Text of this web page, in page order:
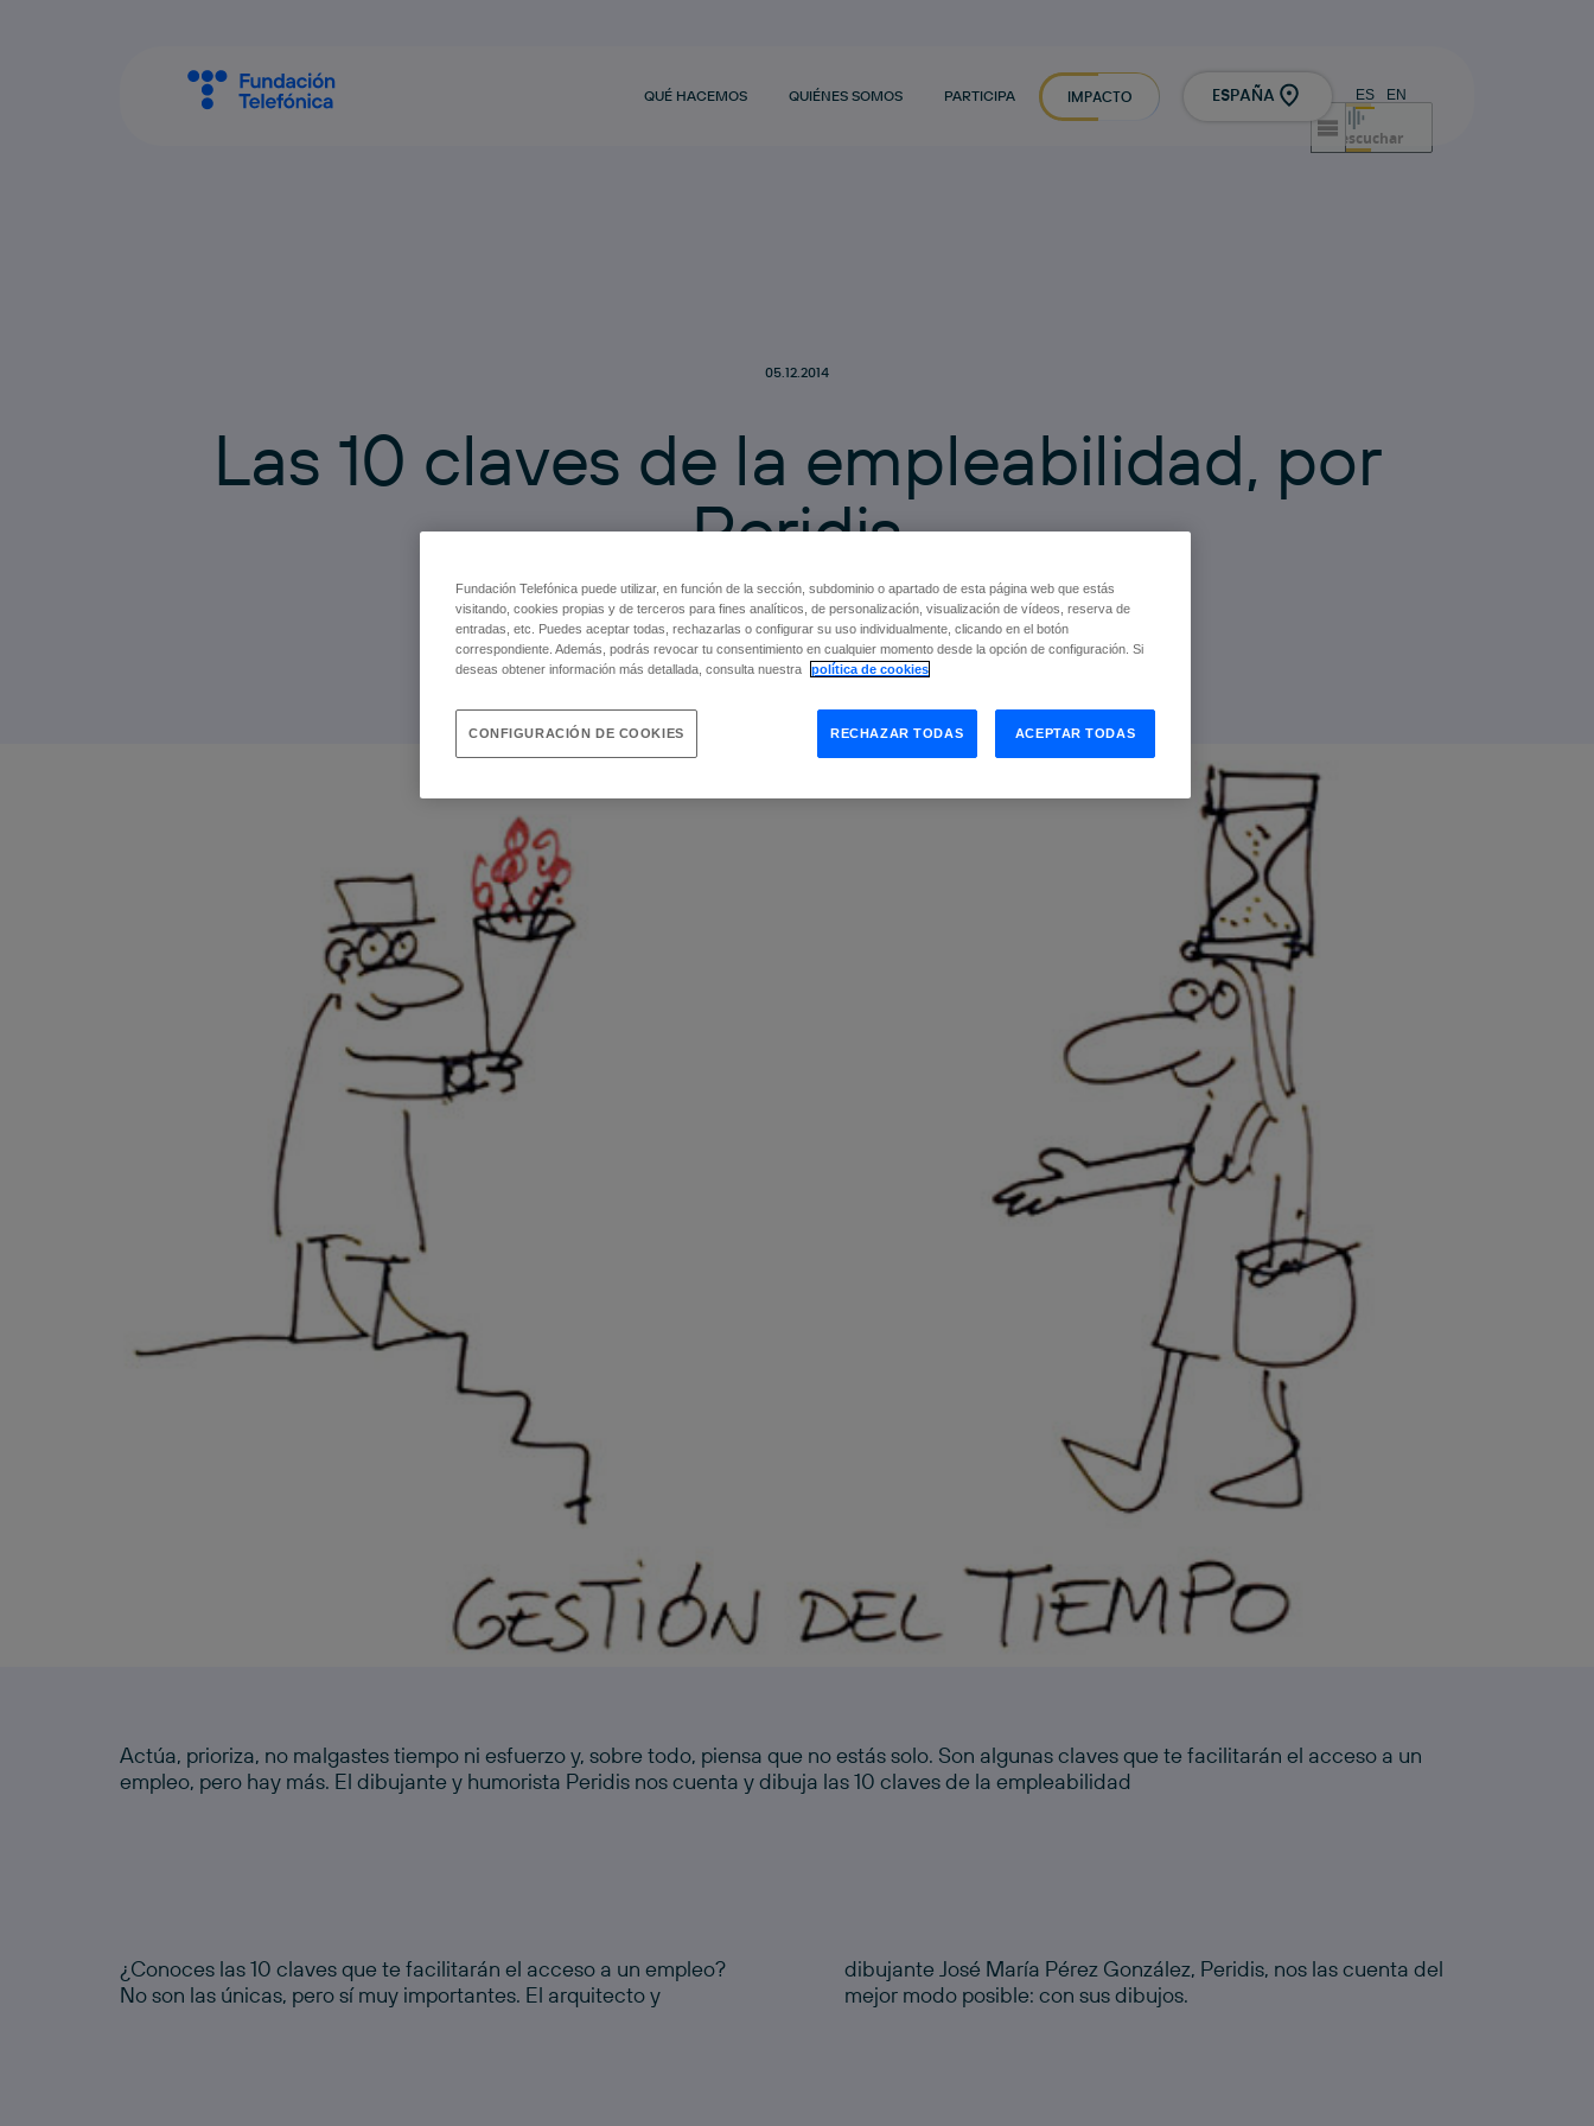
QUÉ HACEMOS QUIÉNES SOMOS PARTICIPA IMPACTO ESPAÑA ES EN
escuchar
05.12.2014
Las 10 claves de la empleabilidad, por
Peridis
Actúa, prioriza, no malgastes tiempo ni esfuerzo y, sobre todo, piensa que no estás solo. Son algunas claves que te facilitarán el acceso a un
empleo, pero hay más. El dibujante y humorista Peridis nos cuenta y dibuja las 10 claves de la empleabilidad
¿Conoces las 10 claves que te facilitarán el acceso a un empleo?
No son las únicas, pero sí muy importantes. El arquitecto y
dibujante José María Pérez González, Peridis, nos las cuenta del
mejor modo posible: con sus dibujos.
Fundación Telefónica puede utilizar, en función de la sección, subdominio o apartado de esta página web que estás
visitando, cookies propias y de terceros para fines analíticos, de personalización, visualización de vídeos, reserva de
entradas, etc. Puedes aceptar todas, rechazarlas o configurar su uso individualmente, clicando en el botón
correspondiente. Además, podrás revocar tu consentimiento en cualquier momento desde la opción de configuración. Si
deseas obtener información más detallada, consulta nuestra
política de cookies
RECHAZAR TODAS ACEPTAR TODAS
CONFIGURACIÓN DE COOKIES